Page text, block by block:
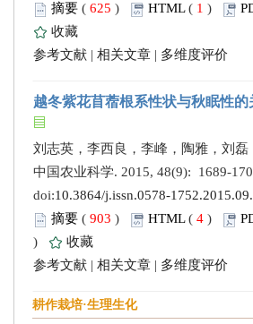
摘要 ( 625 ) HTML( 1 )
收藏
参考文献 | 相关文章 | 多维度评价
越冬紫花苜蓿根系性状与秋眠性
刘志英，李西良，李峰，陶雅，刘磊
中国农业科学. 2015, 48(9): 1689-
doi:10.3864/j.issn.0578-
摘要 ( 903 ) HTML( 4 )
)
收藏
参考文献 | 相关文章 | 多维度评价
耕作栽培·生理生化